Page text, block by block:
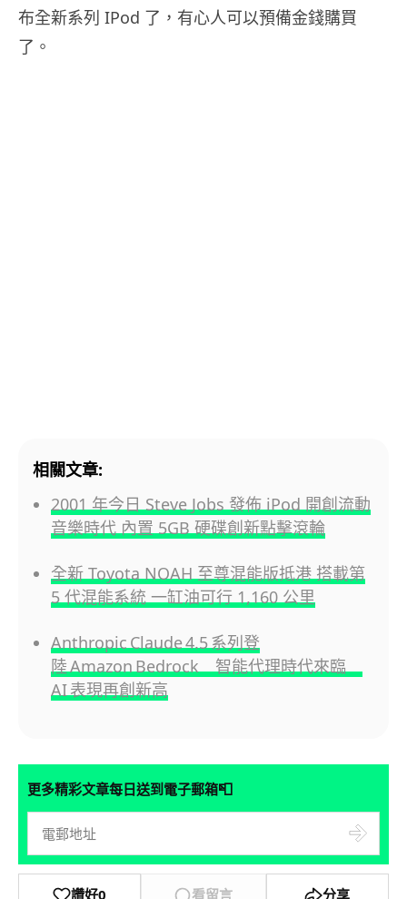
布全新系列 IPod 了，有心人可以預備金錢購買
了。
相關文章:
2001 年今日 Steve Jobs 發佈 iPod 開創流動
音樂時代 內置 5GB 硬碟創新點擊滾輪
全新 Toyota NOAH 至尊混能版抵港 搭載第
5 代混能系統 一缸油可行 1,160 公里
Anthropic Claude 4.5 系列登
陸 Amazon Bedrock 智能代理時代來臨
AI 表現再創新高
更多精彩文章每日送到電子郵箱📮
讚好0 看留言 分享